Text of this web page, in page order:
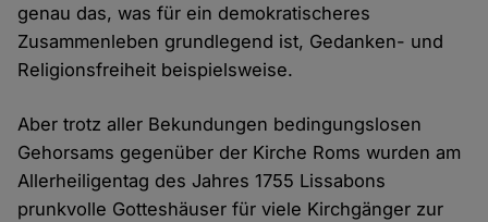
genau das, was für ein demokratischeres
Zusammenleben grundlegend ist, Gedanken- und
Religionsfreiheit beispielsweise.
Aber trotz aller Bekundungen bedingungslosen
Gehorsams gegenüber der Kirche Roms wurden am
Allerheiligentag des Jahres 1755 Lissabons
prunkvolle Gotteshäuser für viele Kirchgänger zur